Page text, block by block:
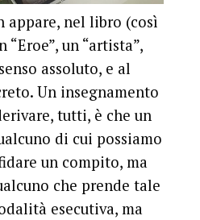
appare, nel libro (così
un “artista”,
assoluto, e al
Un insegnamento
tutti, è che un
di cui possiamo
un compito, ma
che prende tale
esecutiva, ma